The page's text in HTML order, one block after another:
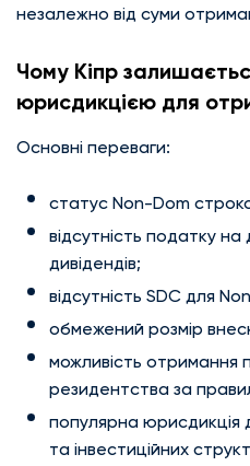
незалежно від суми
Чому Кіпр
юрисдикцією для
Основні переваги:
статус Non-Dom
відсутність податку на
дивідендів;
відсутність SDC для
обмежений розмір
можливість отримання
резидентства за
популярна юрисдикція
та інвестиційних